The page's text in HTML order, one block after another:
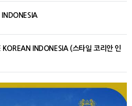
INDONESIA (스타일 코리안 인